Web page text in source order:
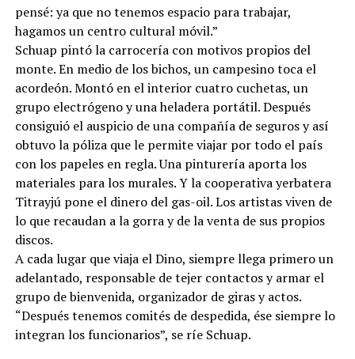
pensé: ya que no tenemos espacio para trabajar,
hagamos un centro cultural móvil.”
Schuap pintó la carrocería con motivos propios del
monte. En medio de los bichos, un campesino toca el
acordeón. Montó en el interior cuatro cuchetas, un
grupo electrógeno y una heladera portátil. Después
consiguió el auspicio de una compañía de seguros y así
obtuvo la póliza que le permite viajar por todo el país
con los papeles en regla. Una pinturería aporta los
materiales para los murales. Y la cooperativa yerbatera
Titrayjú pone el dinero del gas-oil. Los artistas viven de
lo que recaudan a la gorra y de la venta de sus propios
discos.
A cada lugar que viaja el Dino, siempre llega primero un
adelantado, responsable de tejer contactos y armar el
grupo de bienvenida, organizador de giras y actos.
“Después tenemos comités de despedida, ése siempre lo
integran los funcionarios”, se ríe Schuap.